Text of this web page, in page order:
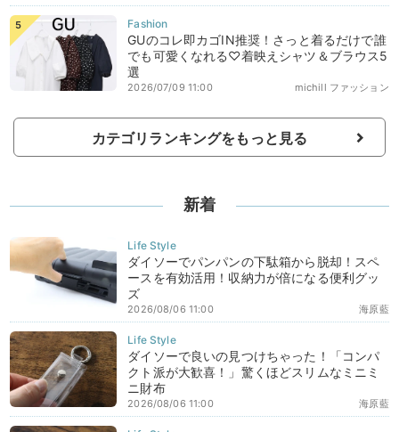
GUのコレ即カゴIN推奨！さっと着るだけで誰
でも可愛くなれる♡着映えシャツ＆ブラウス5
選
michill ファッション
2026/07/09 11:00
カテゴリランキングをもっと見る
新着
ダイソーでパンパンの下駄箱から脱却！スペ
ースを有効活用！収納力が倍になる便利グッ
ズ
海原藍
2026/08/06 11:00
ダイソーで良いの見つけちゃった！「コンパ
クト派が大歓喜！」驚くほどスリムなミニミ
ニ財布
海原藍
2026/08/06 11:00